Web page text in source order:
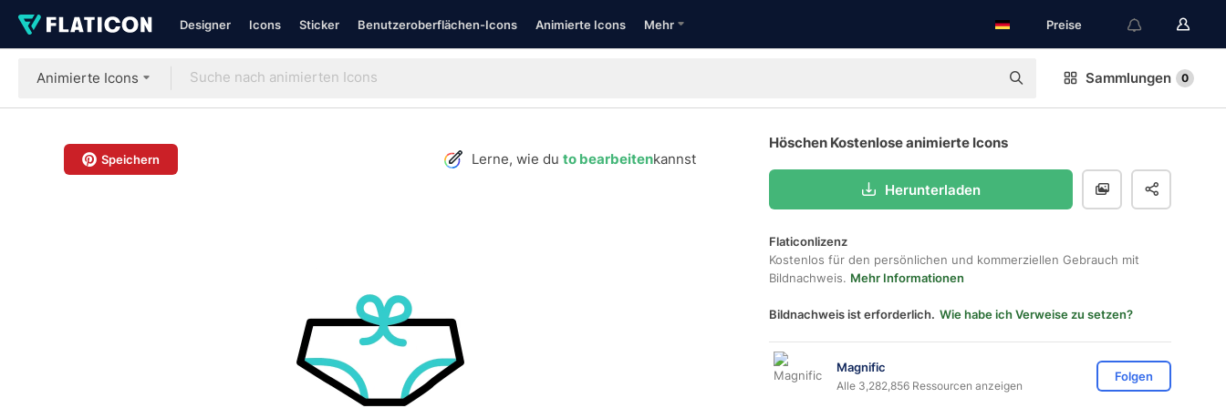
Designer Icons Sticker Benutzeroberflächen-Icons Animierte Icons Mehr Preise
Animierte Icons Sammlungen 0
Speichern Lerne, wie du to bearbeitenkannst
Höschen Kostenlose animierte Icons
Herunterladen
Flaticonlizenz
Kostenlos für den persönlichen und kommerziellen Gebrauch mit
Bildnachweis. Mehr Informationen
Bildnachweis ist erforderlich. Wie habe ich Verweise zu setzen?
Magnific
Alle 3,282,856 Ressourcen anzeigen
Folgen